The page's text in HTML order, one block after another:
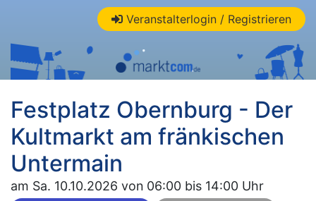
Veranstalterlogin / Registrieren
Festplatz Obernburg - Der
Kultmarkt am fränkischen
Untermain
am Sa. 10.10.2026 von 06:00 bis 14:00 Uhr